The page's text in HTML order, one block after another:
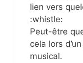
lien vers
:whistle:
Peut-être
cela lors
musical.